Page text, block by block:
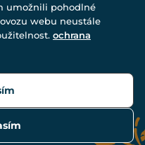
2007-2026.
umožnili pohodlné
webu neustále
ochrana